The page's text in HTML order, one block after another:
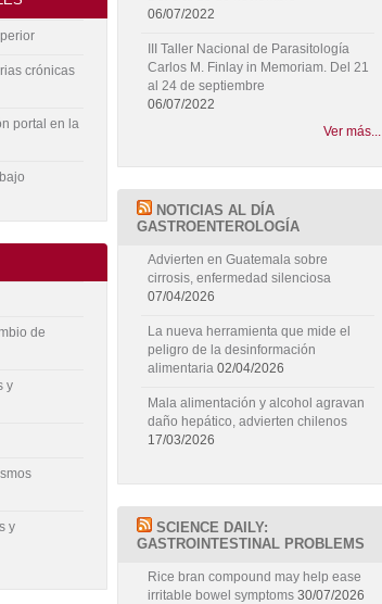
crónicas
portal en la
de
y
y
06/07/2022
III Taller Nacional de Parasitología
Carlos M. Finlay in Memoriam. Del 21
al 24 de septiembre
06/07/2022
Ver más...
NOTICIAS AL DÍA
GASTROENTEROLOGÍA
Advierten en Guatemala sobre
cirrosis, enfermedad silenciosa
07/04/2026
La nueva herramienta que mide el
peligro de la desinformación
alimentaria 02/04/2026
Mala alimentación y alcohol agravan
daño hepático, advierten chilenos
17/03/2026
SCIENCE DAILY:
GASTROINTESTINAL PROBLEMS
Rice bran compound may help ease
irritable bowel symptoms 30/07/2026